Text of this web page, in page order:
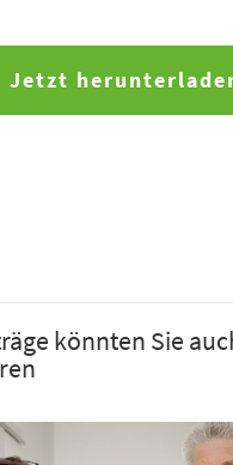
Jetzt
könnten Sie